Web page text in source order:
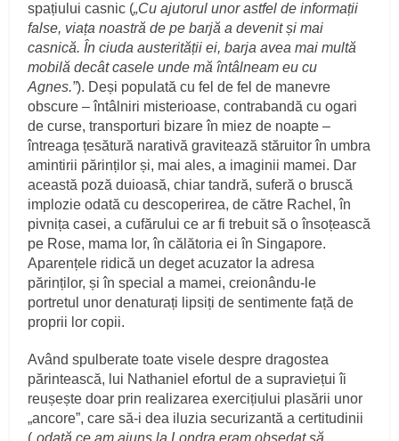
spațiului casnic („Cu ajutorul unor astfel de informații
false, viața noastră de pe barjă a devenit și mai
casnică. În ciuda austerității ei, barja avea mai multă
mobilă decât casele unde mă întâlneam eu cu
Agnes.”). Deși populată cu fel de fel de manevre
obscure – întâlniri misterioase, contrabandă cu ogari
de curse, transporturi bizare în miez de noapte –
întreaga țesătură narativă gravitează stăruitor în umbra
amintirii părinților și, mai ales, a imaginii mamei. Dar
această poză duioasă, chiar tandră, suferă o bruscă
implozie odată cu descoperirea, de către Rachel, în
pivnița casei, a cufărului ce ar fi trebuit să o însoțească
pe Rose, mama lor, în călătoria ei în Singapore.
Aparențele ridică un deget acuzator la adresa
părinților, și în special a mamei, creionându-le
portretul unor denaturați lipsiți de sentimente față de
proprii lor copii.
Având spulberate toate visele despre dragostea
părintească, lui Nathaniel efortul de a supraviețui îi
reușește doar prin realizarea exercițiului plasării unor
„ancore”, care să-i dea iluzia securizantă a certitudinii